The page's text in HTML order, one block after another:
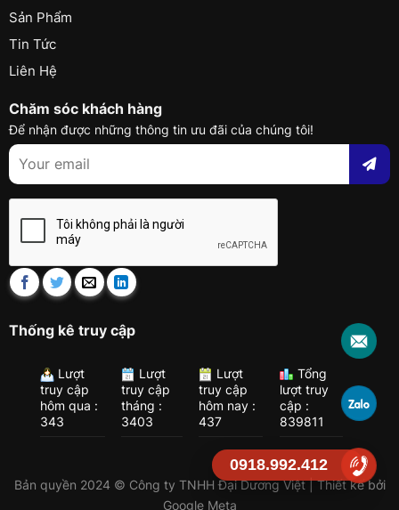
Sản Phẩm
Tin Tức
Liên Hệ
Chăm sóc khách hàng
Để nhận được những thông tin ưu đãi của chúng tôi!
Thống kê truy cập
Lượt
truy cập
hôm qua :
343
Lượt
truy cập
tháng :
3403
Lượt
truy cập
hôm nay :
437
Tổng
lượt truy
cập :
839811
Bản quyền 2024 © Công ty TNHH Đại Dương Việt | Thiết kế bởi
Google Meta
0918.992.412